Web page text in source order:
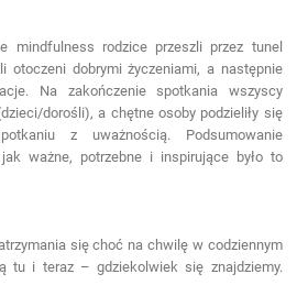
mindfulness rodzice przeszli przez tunel
otoczeni dobrymi życzeniami, a następnie
Na zakończenie spotkania wszyscy
dorośli), a chętne osoby podzieliły się
z uważnością. Podsumowanie
ważne, potrzebne i inspirujące było to
się choć na chwilę w codziennym
tu i teraz – gdziekolwiek się znajdziemy.